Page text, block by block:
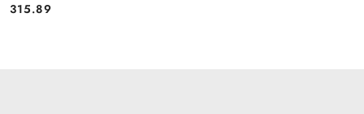
Cena:
315.89